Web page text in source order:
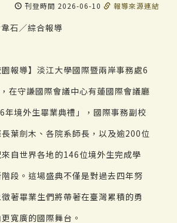
刊登時間 2026-06-10 報導來源連結
石／綜合報導
園報導】淡江大學國際暨兩岸事務處6
在守謙國際會議中心有蓮國際會議廳
年境外生畢業典禮」，國際事務副校
葉劍木、各院系師長，以及逾200位
自世界各地的146位境外生完成學
段。這場盛典不僅是對過去四年努
著畢業生們將帶著在臺灣累積的勇
寬廣的國際舞台。